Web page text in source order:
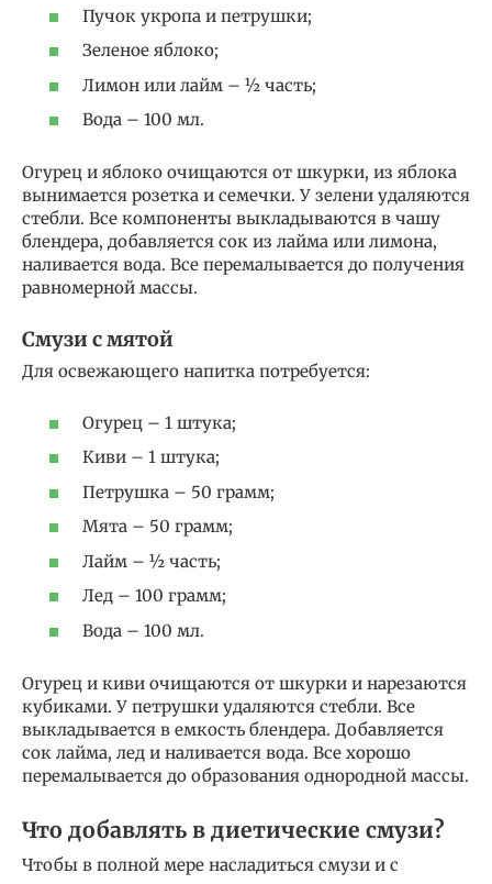
Пучок укропа и петрушки;
Зеленое яблоко;
Лимон или лайм – ½ часть;
Вода – 100 мл.
Огурец и яблоко очищаются от шкурки, из яблока
вынимается розетка и семечки. У зелени удаляются
стебли. Все компоненты выкладываются в чашу
блендера, добавляется сок из лайма или лимона,
наливается вода. Все перемалывается до получения
равномерной массы.
Смузи с мятой
Для освежающего напитка потребуется:
Огурец – 1 штука;
Киви – 1 штука;
Петрушка – 50 грамм;
Мята – 50 грамм;
Лайм – ½ часть;
Лед – 100 грамм;
Вода – 100 мл.
Огурец и киви очищаются от шкурки и нарезаются
кубиками. У петрушки удаляются стебли. Все
выкладывается в емкость блендера. Добавляется
сок лайма, лед и наливается вода. Все хорошо
перемалывается до образования однородной массы.
Что добавлять в диетические смузи?
Чтобы в полной мере насладиться смузи и с